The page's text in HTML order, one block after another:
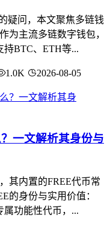
疑问，本文聚焦多链钱
为主流多链数字钱包，
BTC、ETH等...
1.0K 2026-08-05
一文解析其身份与
其内置的FREE代币常
的身份与实用价值：
属功能性代币，...